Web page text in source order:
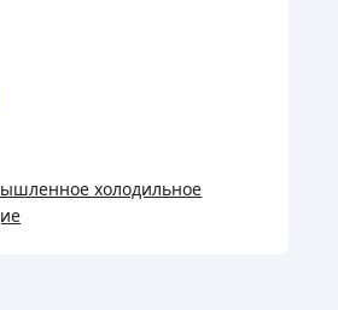
холодильное